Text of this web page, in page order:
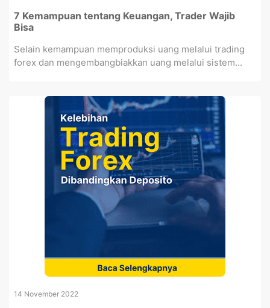
7 Kemampuan tentang Keuangan, Trader Wajib
Bisa
Selain kemampuan memproduksi uang melalui trading
forex dan mengembangbiakkan uang melalui sistem...
14 November 2022